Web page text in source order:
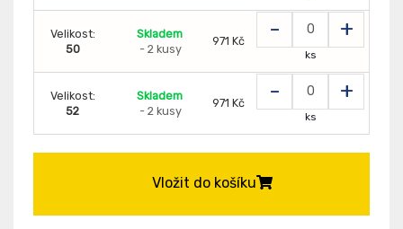
Velikost:
50
Skladem
- 2 kusy
971 Kč - +
ks
Velikost:
52
Skladem
- 2 kusy
971 Kč - +
ks
Vložit do košíku